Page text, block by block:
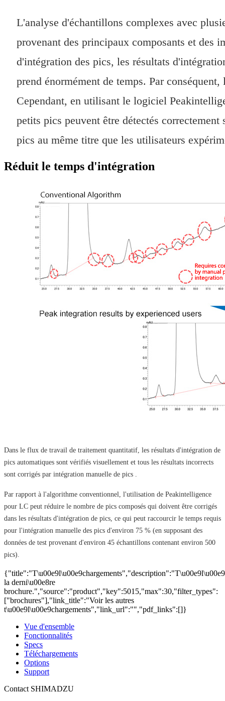
L'analyse d'échantillons complexes avec
provenant des principaux composants et des
d'intégration des pics, les résultats
prend énormément de temps. Par
Cependant, en utilisant le logiciel
petits pics peuvent être détectés
pics au même titre que les utilisateurs
Réduit le temps d'intégration
Dans le flux de travail de traitement quantitatif, les résultats d'intégration de
pics automatiques sont vérifiés visuellement et tous les résultats incorrects
sont corrigés par intégration manuelle de pics .
Par rapport à l'algorithme conventionnel, l'utilisation de Peakintelligence
pour LC peut réduire le nombre de pics composés qui doivent être corrigés
dans les résultats d'intégration de pics, ce qui peut raccourcir le temps requis
pour l'intégration manuelle des pics d'environ 75 % (en supposant des
données de test provenant d'environ 45 échantillons contenant environ 500
pics).
la derni\u00e8re
brochure.","source":"product","key":5015,"max":30,"filter_types":
["brochures"],"link_title":"Voir les autres
t\u00e9l\u00e9chargements","link_url":"","pdf_links":[]}
Vue d'ensemble
Fonctionnalités
Specs
Téléchargements
Options
Support
Contact SHIMADZU